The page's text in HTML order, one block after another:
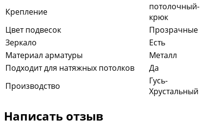
Крепление
потолочный-
крюк
Цвет подвесок
Прозрачные
Зеркало
Есть
Материал арматуры
Металл
Подходит для натяжных потолков
Да
Производство
Гусь-
Хрустальный
Написать отзыв